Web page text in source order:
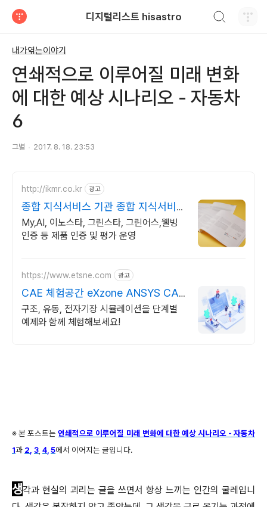
디지털리스트 hisastro
내가엮는이야기
연쇄적으로 이루어질 미래 변화
에 대한 예상 시나리오 - 자동차
6
그별 2017. 8. 18. 23:53
http://ikmr.co.kr 광고
종합 지식서비스 기관 종합 지식서비스
기관
My,AI, 이노스타, 그린스타, 그린어스,웰빙
인증 등 제품 인증 및 평가 운영
https://www.etsne.com 광고
CAE 체험공간 eXzone ANSYS CAE
해석체험
구조, 유동, 전자기장 시뮬레이션을 단계별
예제와 함께 체험해보세요!
※ 본 포스트는연쇄적으로 이루어질 미래 변화에 대한 예상 시나리오 - 자동차
1과 2 3 4 5에서 이어지는 글입니다.
생각과 현실의 괴리는 글을 쓰면서 항상 느끼는 인간의 굴레입니